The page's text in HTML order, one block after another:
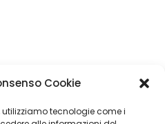
Cookie
utilizziamo tecnologie come i